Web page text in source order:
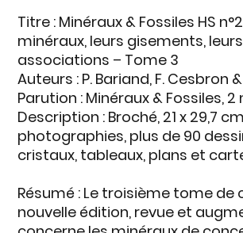
Titre : Minéraux & Fossiles HS
minéraux, leurs gisements, leurs
associations – Tome 3
Auteurs : P. Bariand, F. Cesbron
Parution : Minéraux & Fossiles,
Description : Broché, 21 x 29,7
photographies, plus de 90
cristaux, tableaux, plans et
Résumé : Le troisième tome de
nouvelle édition, revue et